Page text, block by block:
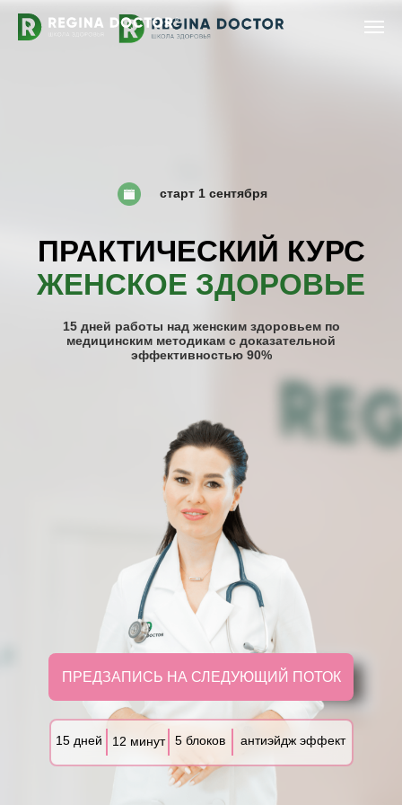
ПРЕДЗАПИСЬ НА СЛЕДУЮЩИЙ ПОТОК
старт 1 сентября
ПРАКТИЧЕСКИЙ КУРС
ЖЕНСКОЕ ЗДОРОВЬЕ
15 дней работы над женским здоровьем по
медицинским методикам с доказательной
эффективностью 90%
15 дней 12 минут 5 блоков антиэйдж эффект